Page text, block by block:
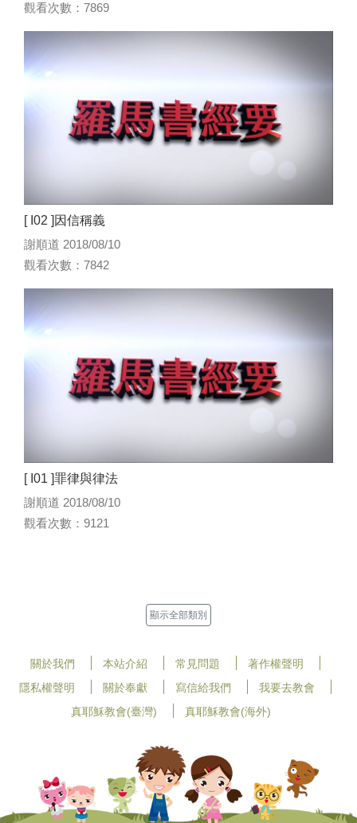
觀看次數：7869
[ I02 ]因信稱義
謝順道 2018/08/10
觀看次數：7842
[ I01 ]罪律與律法
謝順道 2018/08/10
觀看次數：9121
顯示全部類別
關於我們 本站介紹 常見問題
著作權聲明
隱私權聲明
關於奉獻 寫信給我們
我要去教會
真耶穌教會(臺灣)
真耶穌教會(海外)